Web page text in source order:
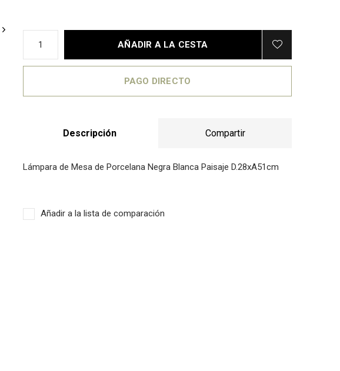
AÑADIR A LA CESTA
PAGO DIRECTO
Descripción Compartir
Lámpara de Mesa de Porcelana Negra Blanca Paisaje D.28xA51cm
Añadir a la lista de comparación